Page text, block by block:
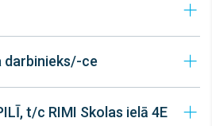
darbinieks/-ce
t/c RIMI Skolas ielā 4E